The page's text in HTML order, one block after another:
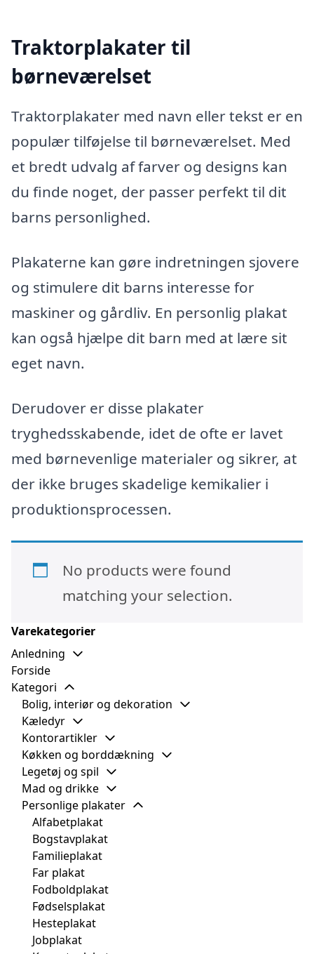
Traktorplakater til
børneværelset
Traktorplakater med navn eller tekst er en
populær tilføjelse til børneværelset. Med
et bredt udvalg af farver og designs kan
du finde noget, der passer perfekt til dit
barns personlighed.
Plakaterne kan gøre indretningen sjovere
og stimulere dit barns interesse for
maskiner og gårdliv. En personlig plakat
kan også hjælpe dit barn med at lære sit
eget navn.
Derudover er disse plakater
tryghedsskabende, idet de ofte er lavet
med børnevenlige materialer og sikrer, at
der ikke bruges skadelige kemikalier i
produktionsprocessen.
No products were found
matching your selection.
Varekategorier
Anledning
Forside
Kategori
Bolig, interiør og dekoration
Kæledyr
Kontorartikler
Køkken og borddækning
Legetøj og spil
Mad og drikke
Personlige plakater
Alfabetplakat
Bogstavplakat
Familieplakat
Far plakat
Fodboldplakat
Fødselsplakat
Hesteplakat
Jobplakat